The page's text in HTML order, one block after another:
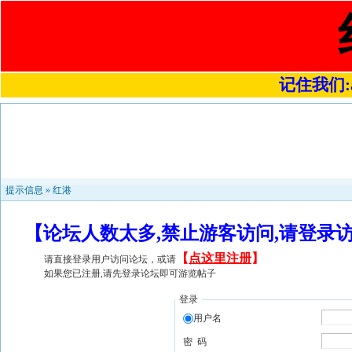
记住我们
提示信息 » 红港
【论坛人数太多,禁止游客访问,请登
请直接登录用户访问论坛，或请 【 点这里注册】
如果您已注册,请先登录论坛即可游览帖子
登录
用户名
密 码